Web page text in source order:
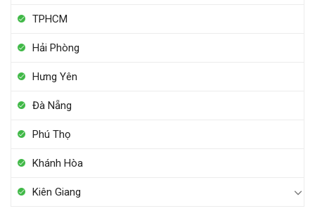
TPHCM
Hải Phòng
Hưng Yên
Đà Nẵng
Phú Thọ
Khánh Hòa
Kiên Giang